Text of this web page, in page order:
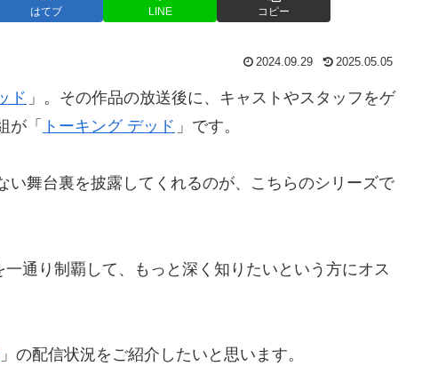
はてブ LINE コピー
2024.09.29 2025.05.05
ド 」。その作品の放送後に、キャストやスタッフをゲ
が「 トーキング デッド 」です。
い舞台裏を披露してくれるのが、こちらのシリーズで
一通り制覇して、もっと深く知りたいという方にオス
」の配信状況をご紹介したいと思います。